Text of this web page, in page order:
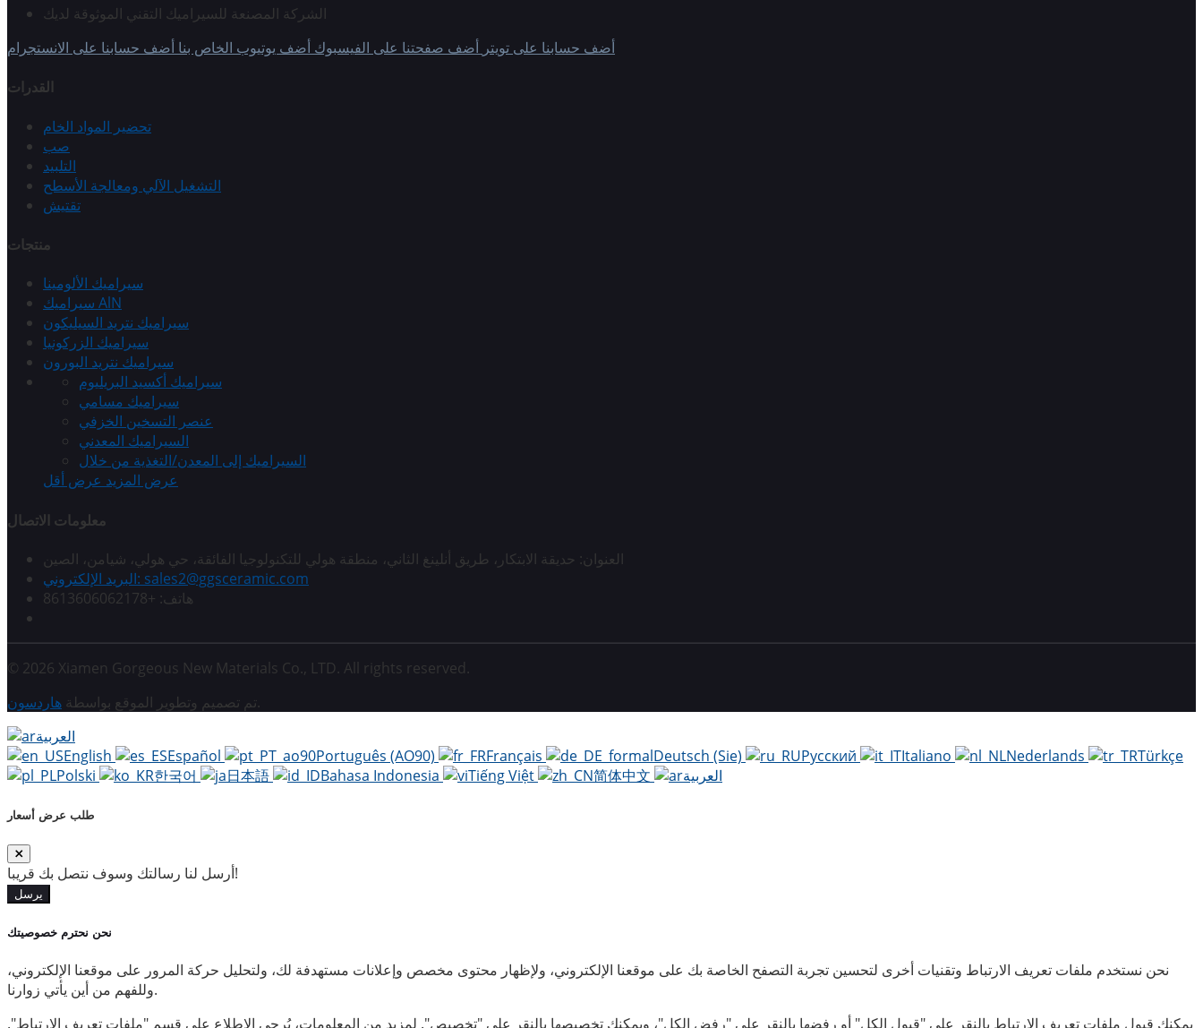
الشركة المصنعة للسيراميك التقني الموثوقة لديك
أضف حسابنا على تويتر أضف صفحتنا على الفيسبوك أضف يوتيوب الخاص بنا أضف حسابنا على الانستجرام
القدرات
تحضير المواد الخام
صب
التلبيد
التشغيل الآلي ومعالجة الأسطح
تقتيش
منتجات
سيراميك الألومينا
سيراميك AlN
سيراميك نتريد السيليكون
سيراميك الزركونيا
سيراميك نتريد البورون
سيراميك أكسيد البريليوم
سيراميك مسامي
عنصر التسخين الخزفي
السيراميك المعدني
السيراميك إلى المعدن/التغذية من خلال
عرض المزيد عرض أقل
معلومات الاتصال
العنوان: حديقة الابتكار، طريق أنلينغ الثاني، منطقة هولي للتكنولوجيا الفائقة، حي هولي، شيامن، الصين
البريد الإلكتروني: sales2@ggsceramic.com
هاتف: +8613606062178
© 2026 Xiamen Gorgeous New Materials Co., LTD. All rights reserved.
تم تصميم وتطوير الموقع بواسطة هاردسون
.
العربية
English
Español Português (AO90) Français Deutsch (Sie) Русский Italiano Nederlands
Türkçe
Polski
한국어 日本語 Bahasa Indonesia Tiếng Việt 简体中文 العربية
طلب عرض أسعار
أرسل لنا رسالتك وسوف نتصل بك قريبا!
يرسل
نحن نحترم خصوصيتك
نحن نستخدم ملفات تعريف الارتباط وتقنيات أخرى لتحسين تجربة التصفح الخاصة بك على موقعنا الإلكتروني، ولإظهار محتوى مخصص وإعلانات مستهدفة لك، ولتحليل حركة المرور على موقعنا الإلكتروني،
وللفهم من أين يأتي زوارنا.
يمكنك قبول ملفات تعريف الارتباط بالنقر على "قبول الكل" أو رفضها بالنقر على "رفض الكل"، ويمكنك تخصيصها بالنقر على "تخصيص". لمزيد من المعلومات، يُرجى الاطلاع على قسم "ملفات تعريف الارتباط".